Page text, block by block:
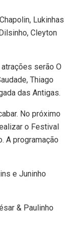
Lukinhas
Cleyton
serão O
Thiago
das Antigas.
No próximo
o Festival
A programação
e Juninho
& Paulinho